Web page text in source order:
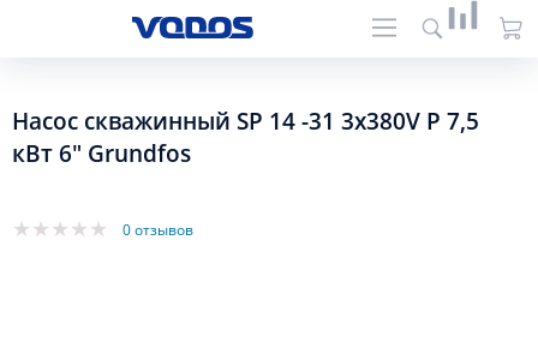
Насос скважинный SP 14 -31 3х380V P 7,5
кВт 6" Grundfos
0 отзывов